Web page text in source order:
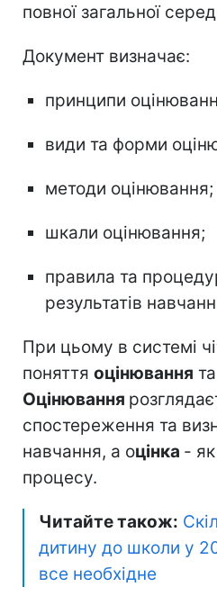
повної загальної
Документ визначає:
принципи
види та форми
методи оцінювання;
шкали оцінювання;
правила та
результатів
При цьому в системі
поняття оцінювання та
Оцінювання
спостереження та
навчання, а оцінка -
процесу.
Читайте також:
дитину до школи у
все необхідне